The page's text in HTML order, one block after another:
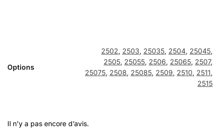
Options
2502, 2503, 25035, 2504, 25045,
2505, 25055, 2506, 25065, 2507,
25075, 2508, 25085, 2509, 2510, 2511,
2515
Il n’y a pas encore d’avis.